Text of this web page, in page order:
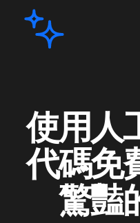
使用人
代碼免
驚豔